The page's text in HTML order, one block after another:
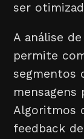
ser
A análise
permite
segmentos
mensagens
Algoritmos
feedback